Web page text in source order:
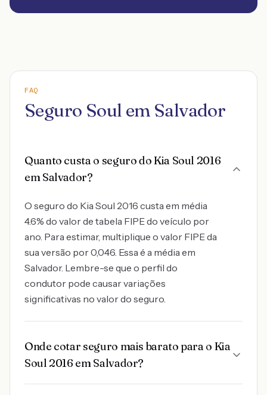
FAQ
Seguro Soul em Salvador
Quanto custa o seguro do Kia Soul 2016
em Salvador?
O seguro do Kia Soul 2016 custa em média
4.6% do valor de tabela FIPE do veículo por
ano. Para estimar, multiplique o valor FIPE da
sua versão por 0,046. Essa é a média em
Salvador. Lembre-se que o perfil do
condutor pode causar variações
significativas no valor do seguro.
Onde cotar seguro mais barato para o Kia
Soul 2016 em Salvador?